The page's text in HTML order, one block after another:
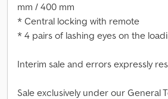
mm / 400 mm
* Central locking with remote
* 4 pairs of lashing eyes on the
Interim sale and errors expressly
Sale exclusively under our General